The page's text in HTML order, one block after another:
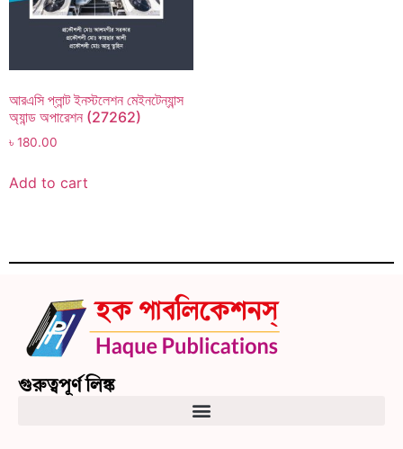
আরএসি প্লান্ট ইনস্টলেশন মেইনটেন্যান্স
অ্যান্ড অপারেশন (27262)
৳ 180.00
Add to cart
গুরুত্বপূর্ণ লিঙ্ক